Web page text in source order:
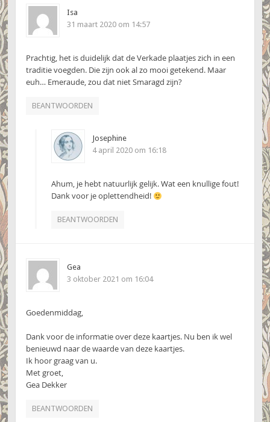
Isa
31 maart 2020 om 14:57
Prachtig, het is duidelijk dat de Verkade plaatjes zich in een
traditie voegden. Die zijn ook al zo mooi getekend. Maar
euh… Emeraude, zou dat niet Smaragd zijn?
BEANTWOORDEN
Josephine
4 april 2020 om 16:18
Ahum, je hebt natuurlijk gelijk. Wat een knullige fout!
Dank voor je oplettendheid!
BEANTWOORDEN
Gea
3 oktober 2021 om 16:04
Goedenmiddag,
Dank voor de informatie over deze kaartjes. Nu ben ik wel
benieuwd naar de waarde van deze kaartjes.
Ik hoor graag van u.
Met groet,
Gea Dekker
BEANTWOORDEN